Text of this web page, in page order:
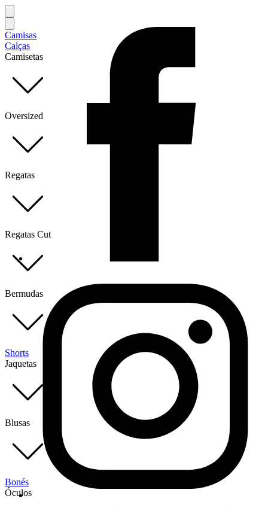
Camisas
Calças
Camisetas
Oversized
Regatas
Regatas Cut
Bermudas
Shorts
Jaquetas
Blusas
Bonés
Óculos